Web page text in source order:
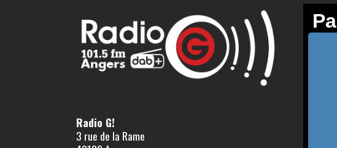
Radio G!
3 rue de la Rame